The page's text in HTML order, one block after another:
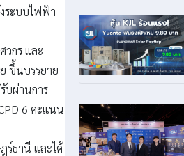
ระบบไฟฟ้า
วกร และ
ขึ้นบรรยาย
บผ่านการ
6 คะแนน
ร์ธานี และได้